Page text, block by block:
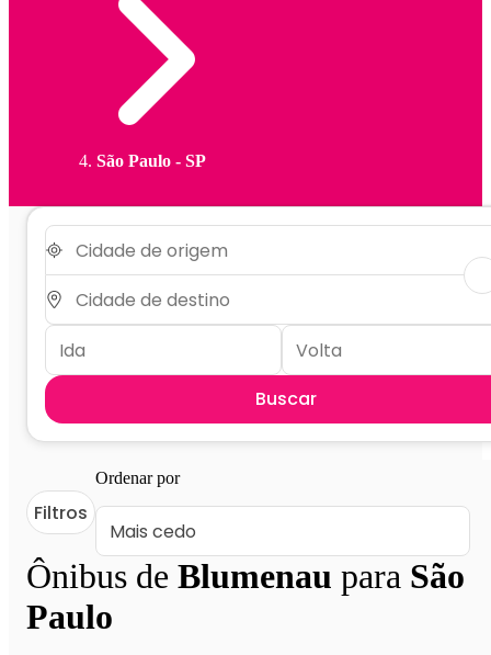
São Paulo - SP
Buscar
Ônibus de Blumenau para São
Paulo
Filtros
Ordenar por